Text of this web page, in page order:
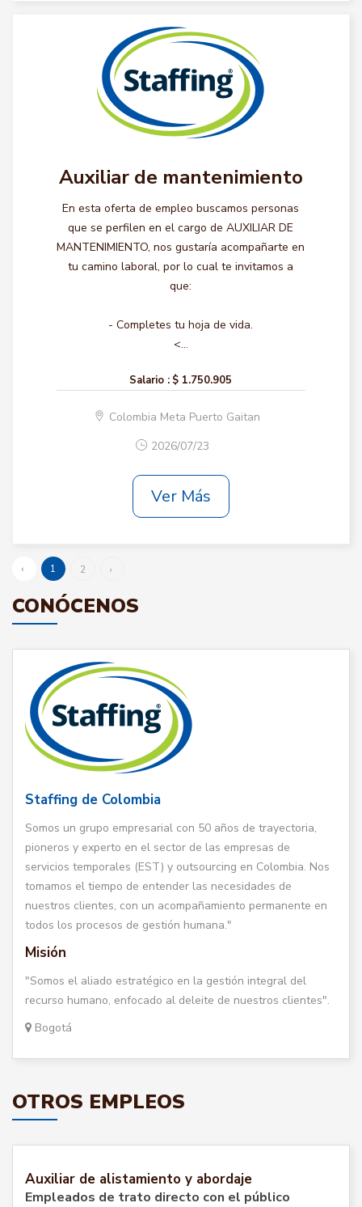
Auxiliar de mantenimiento
En esta oferta de empleo buscamos personas
que se perfilen en el cargo de AUXILIAR DE
MANTENIMIENTO, nos gustaría acompañarte en
tu camino laboral, por lo cual te invitamos a
que:
- Completes tu hoja de vida.
<...
Salario : $ 1.750.905
Colombia Meta Puerto Gaitan
2026/07/23
Ver Más
‹ 1 2 ›
CONÓCENOS
Staffing de Colombia
Somos un grupo empresarial con 50 años de trayectoria,
pioneros y experto en el sector de las empresas de
servicios temporales (EST) y outsourcing en Colombia. Nos
tomamos el tiempo de entender las necesidades de
nuestros clientes, con un acompañamiento permanente en
todos los procesos de gestión humana."
Misión
"Somos el aliado estratégico en la gestión integral del
recurso humano, enfocado al deleite de nuestros clientes".
Bogotá
OTROS EMPLEOS
Auxiliar de alistamiento y abordaje
Empleados de trato directo con el público